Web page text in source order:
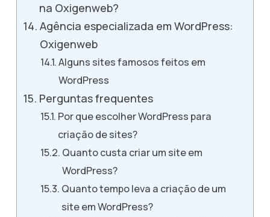
na Oxigenweb?
Agência especializada em WordPress:
Oxigenweb
Alguns sites famosos feitos em
WordPress
Perguntas frequentes
Por que escolher WordPress para
criação de sites?
Quanto custa criar um site em
WordPress?
Quanto tempo leva a criação de um
site em WordPress?